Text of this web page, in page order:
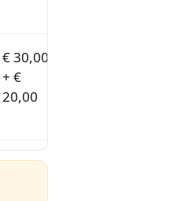
€ 30,00
+ €
20,00